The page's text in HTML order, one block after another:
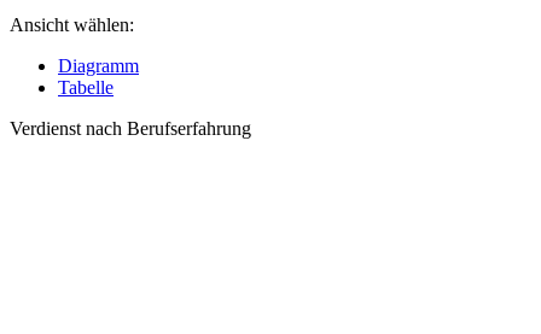
Ansicht wählen:
Diagramm
Tabelle
Verdienst nach Berufserfahrung